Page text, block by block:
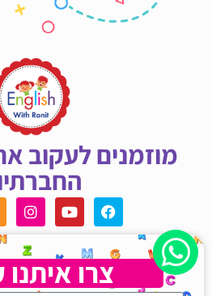
מוזמנים לעקוב
צרו